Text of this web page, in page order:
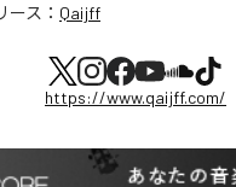
ース： Qaijff
https://www.qaijff.com/